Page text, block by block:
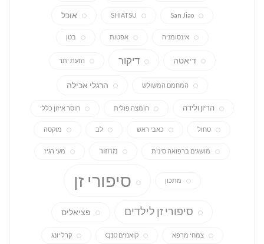
San Jiao
SHIATSU אוכל
אינסומניה אפטות בטן
דיאטה דיקור הזעת יתר
המחמם המשולש הרגלי אכילה
הריון ולידה חומצה פולית חוסר איזון כללי
טחול כאבי ראש לב מוקסה
מושגים ברפואה סינית מחזור מעי רגיז
מתכון סיפורי זן
סיפורי זן לילדים פציאליס
צמחי מרפא קואנזים Q10 קרל יונג